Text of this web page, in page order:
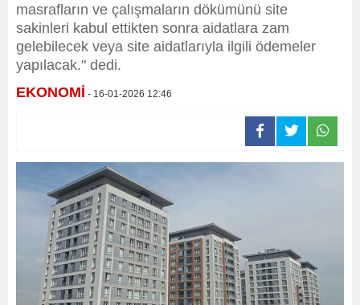
masrafların ve çalışmaların dökümünü site
sakinleri kabul ettikten sonra aidatlara zam
gelebilecek veya site aidatlarıyla ilgili ödemeler
yapılacak." dedi.
EKONOMİ - 16-01-2026 12:46